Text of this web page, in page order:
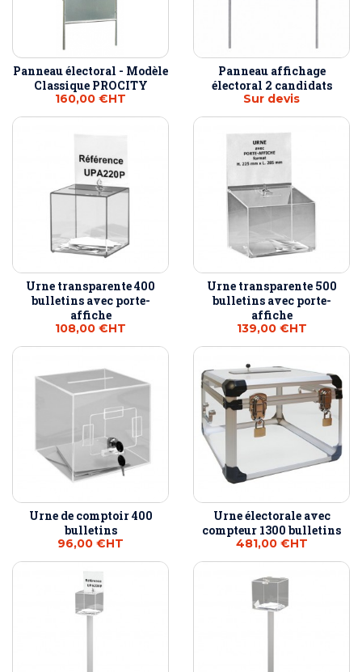
Panneau électoral - Modèle
Classique PROCITY
160,00 €HT
Panneau affichage
électoral 2 candidats
Sur devis
Urne transparente 400
bulletins avec porte-
affiche
108,00 €HT
Urne transparente 500
bulletins avec porte-
affiche
139,00 €HT
Urne de comptoir 400
bulletins
96,00 €HT
Urne électorale avec
compteur 1300 bulletins
481,00 €HT